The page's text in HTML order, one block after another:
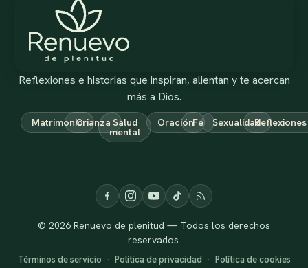
Reflexiones e historias que inspiran, alientan y te acercan
más a Dios.
MatrimonioCrianza Salud
mental
OraciónFe SexualidadReflexiones
© 2026 Renuevo de plenitud — Todos los derechos
reservados.
Términos de servicio · Política de privacidad · Política de cookies